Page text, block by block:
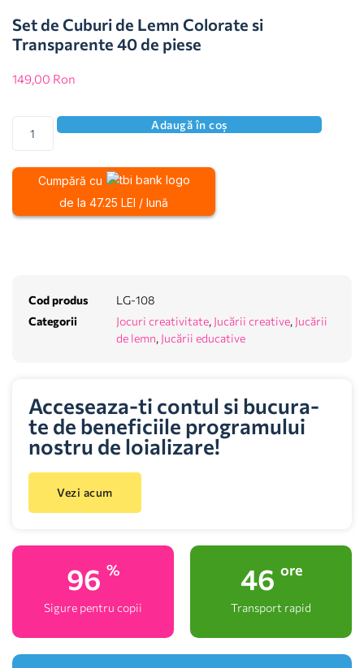
Set de Cuburi de Lemn Colorate si
Transparente 40 de piese
149,00 Ron
Adaugă în coș
Cumpără cu
de la 47.25 LEI / lună
Cod produs
LG-108
Categorii
Jocuri creativitate, Jucării creative, Jucării
de lemn, Jucării educative
Acceseaza-ti contul si bucura-
te de beneficiile programului
nostru de loializare!
Vezi acum
100 %
Sigure pentru copii
48 ore
Transport rapid